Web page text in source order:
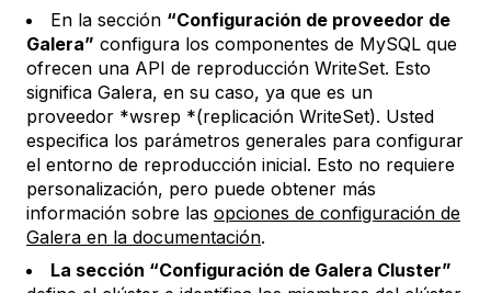
En la sección “Configuración de proveedor de
Galera” configura los componentes de MySQL que
ofrecen una API de reproducción WriteSet. Esto
significa Galera, en su caso, ya que es un
proveedor *wsrep *(replicación WriteSet). Usted
especifica los parámetros generales para configurar
el entorno de reproducción inicial. Esto no requiere
personalización, pero puede obtener más
información sobre las opciones de configuración de
Galera en la documentación.
La sección “Configuración de Galera Cluster”